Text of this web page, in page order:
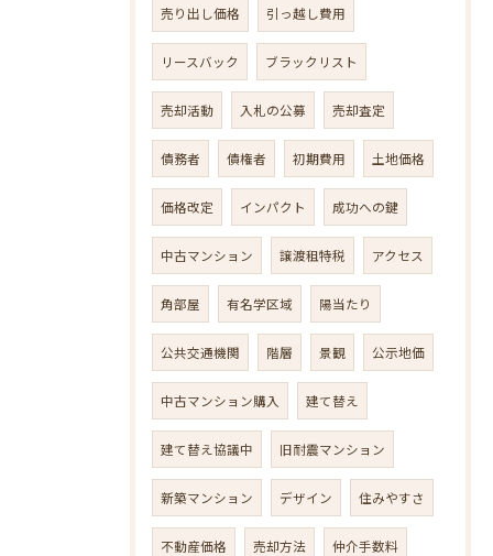
売り出し価格 引っ越し費用
リースバック ブラックリスト
売却活動 入札の公募 売却査定
債務者 債権者 初期費用 土地価格
価格改定 インパクト 成功への鍵
中古マンション 譲渡租特税 アクセス
角部屋 有名学区域 陽当たり
公共交通機関 階層 景観 公示地価
中古マンション購入 建て替え
建て替え協議中 旧耐震マンション
新築マンション デザイン 住みやすさ
不動産価格 売却方法 仲介手数料